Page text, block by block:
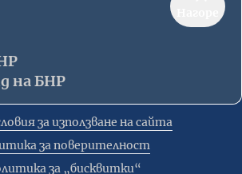
на БНР
за използване на сайта
за поверителност
за „бисквитки“